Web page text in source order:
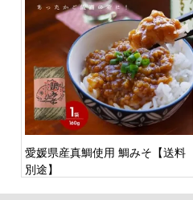
愛媛県産真鯛使用 鯛みそ【送料
別途】